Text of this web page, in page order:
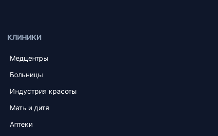
КЛИНИКИ
Медцентры
Больницы
Индустрия красоты
Мать и дитя
Аптеки